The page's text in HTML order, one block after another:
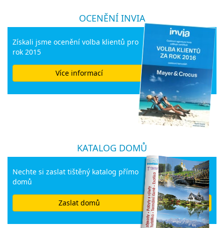
OCENĚNÍ INVIA
Získali jsme ocenění volba klientů pro
rok 2015
Více informací
KATALOG DOMŮ
Nechte si zaslat tištěný katalog přímo
domů
Zaslat domů